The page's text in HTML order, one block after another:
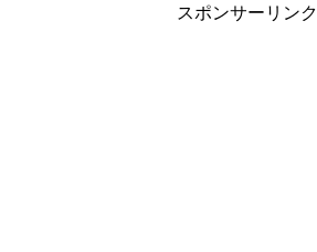
スポンサーリンク